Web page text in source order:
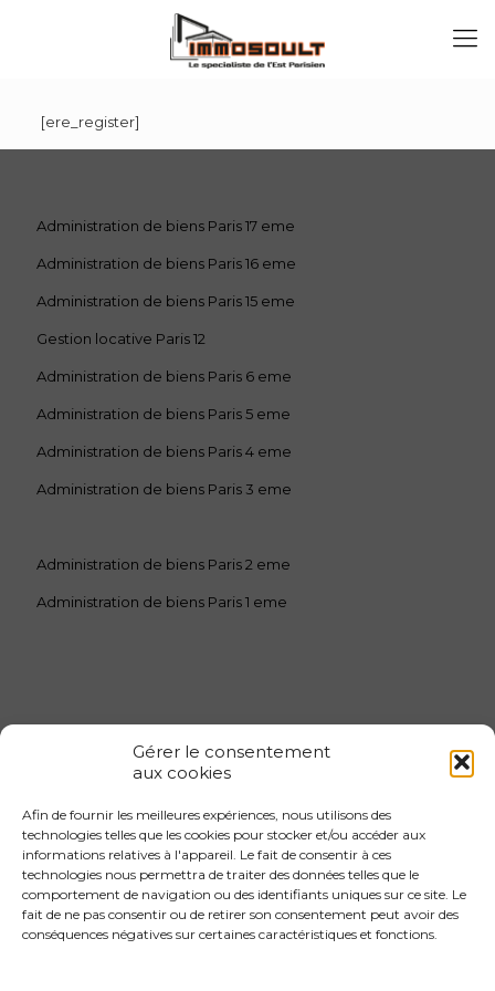
Gérer le consentement
aux cookies
Afin de fournir les meilleures expériences, nous utilisons des
technologies telles que les cookies pour stocker et/ou accéder aux
informations relatives à l'appareil. Le fait de consentir à ces
technologies nous permettra de traiter des données telles que le
comportement de navigation ou des identifiants uniques sur ce site. Le
fait de ne pas consentir ou de retirer son consentement peut avoir des
conséquences négatives sur certaines caractéristiques et fonctions.
[ere_register]
Administration de biens Paris 17 eme
Administration de biens Paris 16 eme
Administration de biens Paris 15 eme
Gestion locative Paris 12
Administration de biens Paris 6 eme
Administration de biens Paris 5 eme
Administration de biens Paris 4 eme
Administration de biens Paris 3 eme
Administration de biens Paris 2 eme
Administration de biens Paris 1 eme
Gestion locative 1er arrondissement
Gestion locative 2eme arrondissement
Gestion locative 3eme arrondissement
Gestion locative 4eme arrondissement